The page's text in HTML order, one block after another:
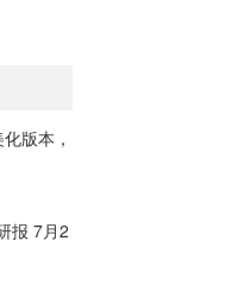
版本，
报 7月2